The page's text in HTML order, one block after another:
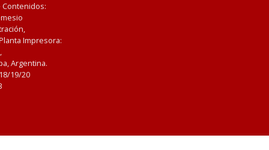
Impresora:
Argentina.
19/20